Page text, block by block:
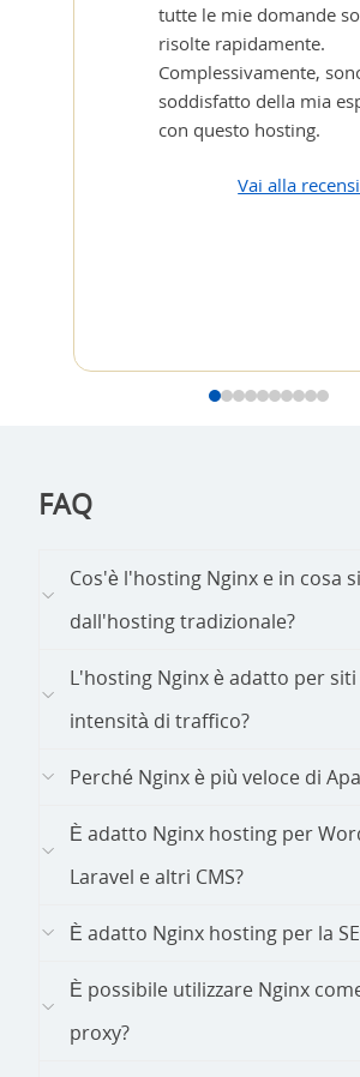
tutte le mie domande
risolte rapidamente.
Complessivamente,
soddisfatto della mia
con questo hosting.
Vai alla
FAQ
Cos'è l'hosting Nginx e in cosa
dall'hosting tradizionale?
L'hosting Nginx è adatto per
intensità di traffico?
Perché Nginx è più veloce di
È adatto Nginx hosting per
Laravel e altri CMS?
È adatto Nginx hosting per la
È possibile utilizzare Nginx
proxy?